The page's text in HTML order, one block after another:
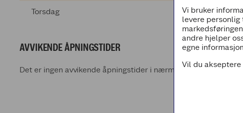
Torsdag
AVVIKENDE ÅPNINGSTIDER
Det er ingen avvikende åpningstider i nærmeste fremtid
Vi bruker
levere
andre hjelper
egne
Vil du